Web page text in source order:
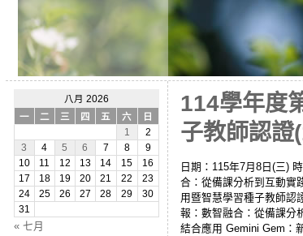
八月 2026
一
二 三 四 五 六
日
1
2
3
4 5 6 7 8
9
10
11 12 13 14 15
16
17
18 19 20 21 22
23
24
25 26 27 28 29
30
31
« 七月
114學年度
子教師認證
日期：115年7月8日(三)
合：從備課分析到互動實
用暨智慧學習種子教師認
報：數智融合：從備課分
結合應用 Gemini Gem：